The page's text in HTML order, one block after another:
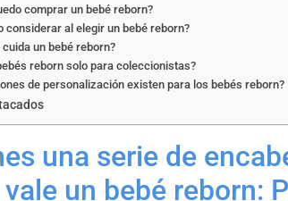
comprar un bebé reborn?
considerar al elegir un bebé reborn?
cuida un bebé reborn?
reborn solo para coleccionistas?
de personalización existen para los bebés reborn?
una serie de
un bebé reborn: